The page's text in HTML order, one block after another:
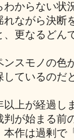
からない状
ながら決断
更なるどん
スモノの色
ているのだ
上が経過し
が始まる前
作は過剰で